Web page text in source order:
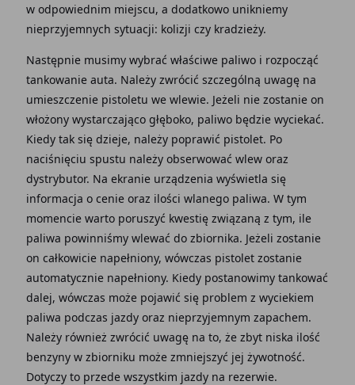
w odpowiednim miejscu, a dodatkowo unikniemy
nieprzyjemnych sytuacji: kolizji czy kradzieży.
Następnie musimy wybrać właściwe paliwo i rozpocząć
tankowanie auta. Należy zwrócić szczególną uwagę na
umieszczenie pistoletu we wlewie. Jeżeli nie zostanie on
włożony wystarczająco głęboko, paliwo będzie wyciekać.
Kiedy tak się dzieje, należy poprawić pistolet. Po
naciśnięciu spustu należy obserwować wlew oraz
dystrybutor. Na ekranie urządzenia wyświetla się
informacja o cenie oraz ilości wlanego paliwa. W tym
momencie warto poruszyć kwestię związaną z tym, ile
paliwa powinniśmy wlewać do zbiornika. Jeżeli zostanie
on całkowicie napełniony, wówczas pistolet zostanie
automatycznie napełniony. Kiedy postanowimy tankować
dalej, wówczas może pojawić się problem z wyciekiem
paliwa podczas jazdy oraz nieprzyjemnym zapachem.
Należy również zwrócić uwagę na to, że zbyt niska ilość
benzyny w zbiorniku może zmniejszyć jej żywotność.
Dotyczy to przede wszystkim jazdy na rezerwie.